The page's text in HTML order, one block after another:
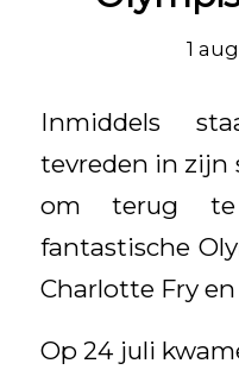
1
Inmiddels
tevreden in zijn
om terug
fantastische
Charlotte Fry
Op 24 juli